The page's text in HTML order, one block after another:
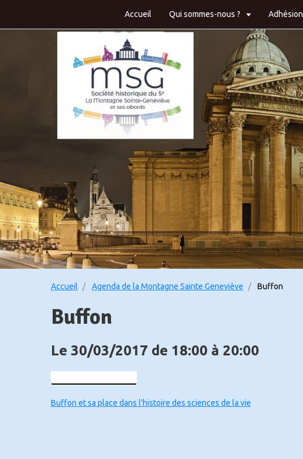
Accueil Qui sommes-nous ? Adhésion
Accueil Agenda de la Montagne Sainte Geneviève Buffon
Buffon
Le 30/03/2017 de 18:00 à 20:00
Buffon et sa place dans l'histoire des sciences de la vie